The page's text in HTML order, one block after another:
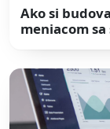
Ako si
meniacom